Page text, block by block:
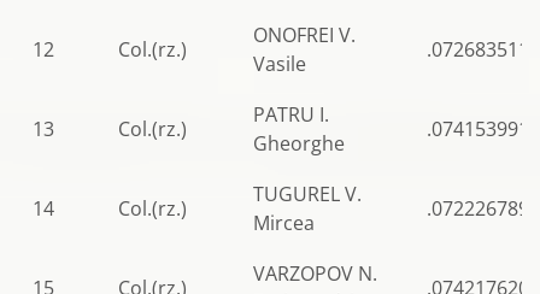
12 Col.(rz.)
ONOFREI V.
Vasile
.0726835110
13 Col.(rz.)
PATRU I.
Gheorghe
.0741539910
14 Col.(rz.)
TUGUREL V.
Mircea
.0722267897
15 Col.(rz.)
VARZOPOV N.
.0742176204